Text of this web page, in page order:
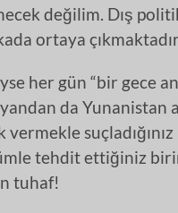
değilim. Dış
ortaya
her gün “bir gece
da Yunanistan
vermekle
tehdit ettiğiniz
tuhaf!